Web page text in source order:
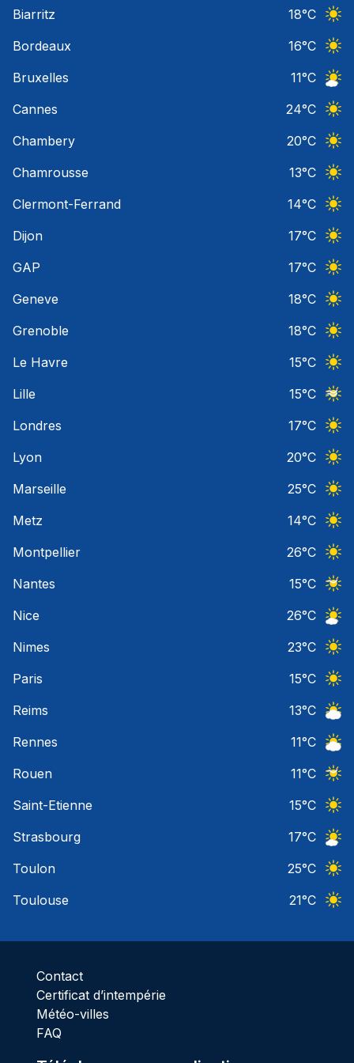
Biarritz
18°C
Bordeaux
16°C
Bruxelles
11°C
Cannes
24°C
Chambery
20°C
Chamrousse
13°C
Clermont-Ferrand
14°C
Dijon
17°C
GAP
17°C
Geneve
18°C
Grenoble
18°C
Le Havre
15°C
Lille
15°C
Londres
17°C
Lyon
20°C
Marseille
25°C
Metz
14°C
Montpellier
26°C
Nantes
15°C
Nice
26°C
Nimes
23°C
Paris
15°C
Reims
13°C
Rennes
11°C
Rouen
11°C
Saint-Etienne
15°C
Strasbourg
17°C
Toulon
25°C
Toulouse
21°C
Contact
Certificat d’intempérie
Météo-villes
FAQ